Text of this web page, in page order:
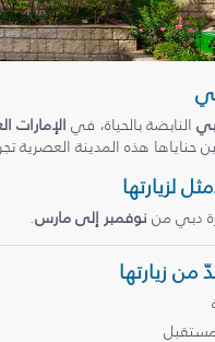
النابضة بالحياة، في الإمارات
حناياها هذه المدينة العصرية
لزيارتها
دبي من نوفمبر إلى مارس.
من زيارتها